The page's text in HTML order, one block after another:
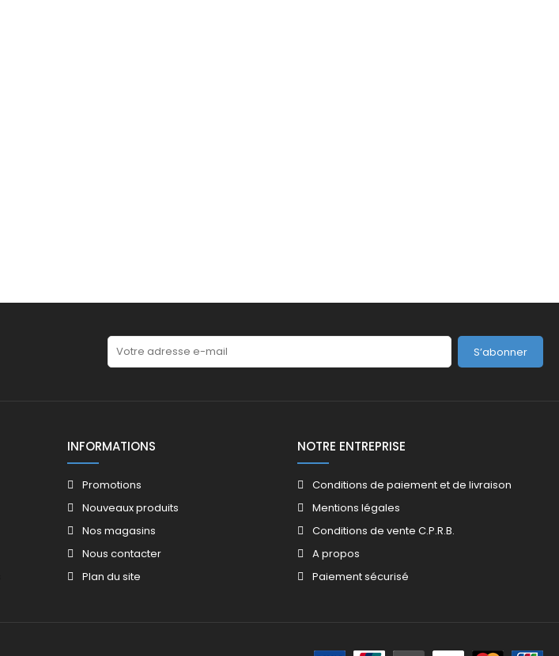
S’abonner
INFORMATIONS
Promotions​
Nouveaux produits​
Nos magasins​
Nous contacter​
Plan du site​
NOTRE ENTREPRISE
Conditions de paiement et de livraison
Mentions légales
Conditions de vente C.P.R.B.
A propos
Paiement sécurisé